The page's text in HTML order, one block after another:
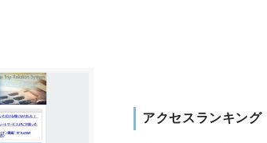
アクセスランキング